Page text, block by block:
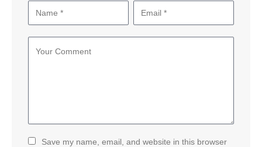
Save my name, email, and website in this browser